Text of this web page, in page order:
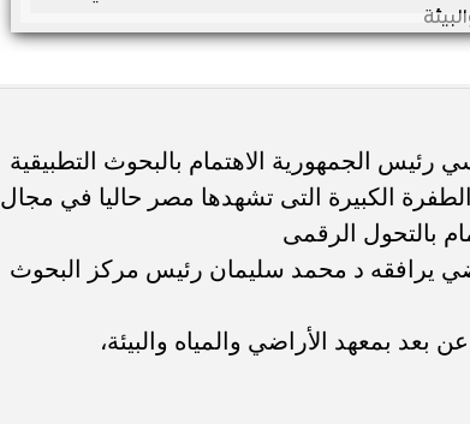
رئيس الجمهورية الاهتمام بالبحوث التطبيقية
الكبيرة التى تشهدها مصر حاليا في مجال
بالتحول الرقمى
يرافقه د محمد سليمان رئيس مركز البحوث
بعد بمعهد الأراضي والمياه والبيئة،